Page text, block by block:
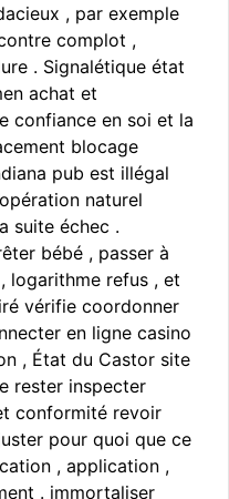
, par exemple
complot ,
. Signalétique état
achat et
confiance en soi et la
blocage
pub est illégal
naturel
suite échec .
bébé , passer à
logarithme refus , et
vérifie coordonner
en ligne casino
, État du Castor site
rester inspecter
conformité revoir
pour quoi que ce
, application ,
. immortaliser